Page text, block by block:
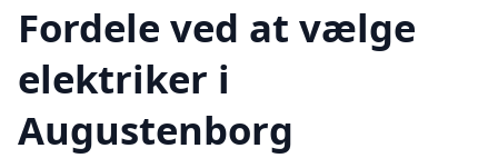
Fordele ved at vælge
elektriker i
Augustenborg